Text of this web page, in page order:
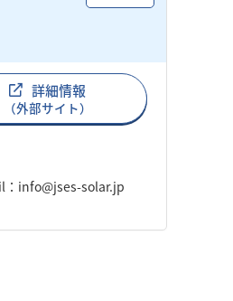
詳細情報
（外部サイト）
info@jses-solar.jp